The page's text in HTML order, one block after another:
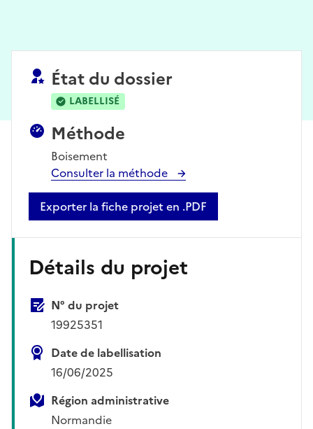
État du dossier
LABELLISÉ
Méthode
Boisement
Consulter la méthode
Exporter la fiche projet en .PDF
Détails du projet
N° du projet
19925351
Date de labellisation
16/06/2025
Région administrative
Normandie